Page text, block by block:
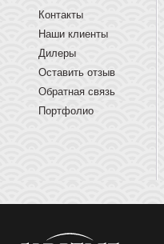
Контакты
Наши клиенты
Дилеры
Оставить отзыв
Обратная связь
Портфолио